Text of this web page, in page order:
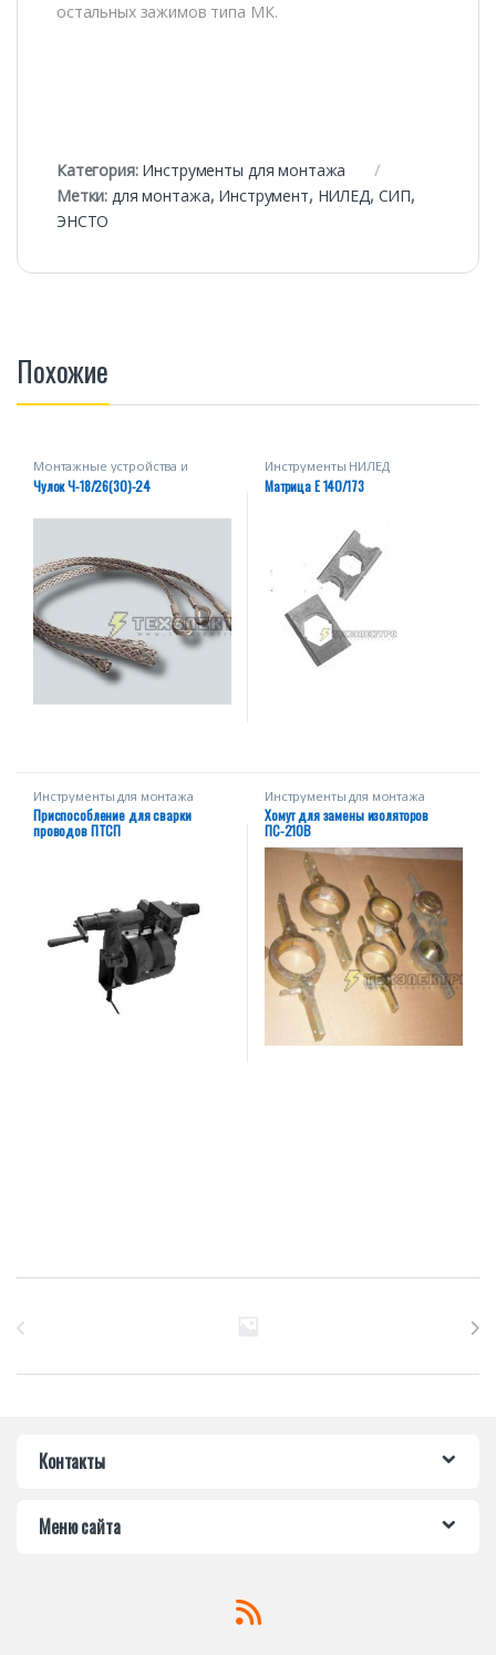
остальных зажимов типа МК.
Категория: Инструменты для монтажа
Метки:для монтажа, Инструмент, НИЛЕД, СИП,
ЭНСТО
Похожие
Монтажные устройства и
приспособления
Чулок Ч-18/26(30)-24
Инструменты НИЛЕД
Матрица E 140/173
Инструменты для монтажа
Приспособление для сварки
проводов ПТСП
Инструменты для монтажа
Хомут для замены изоляторов
ПС-210В
Контакты
Меню сайта